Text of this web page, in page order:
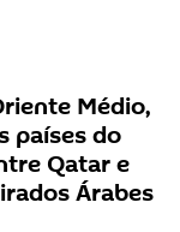
Médio,
países do
Qatar e
Árabes